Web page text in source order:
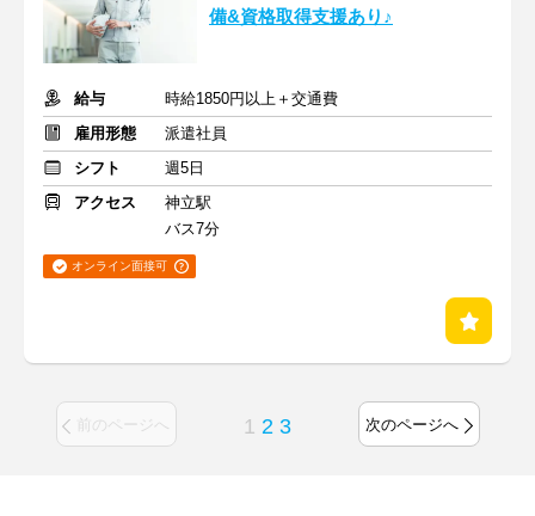
備&資格取得支援あり♪
給与
時給1850円以上＋交通費
雇用形態
派遣社員
シフト
週5日
アクセス
神立駅
バス7分
オンライン面接可
前のページへ 1 2 3 次のページへ